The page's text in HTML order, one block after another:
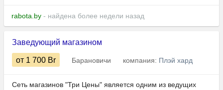
rabota.by - найдена более недели назад
Заведующий магазином
от 1 700 Br Барановичи компания: Плэй хард
Сеть магазинов "Три Цены" является одним из ведущих